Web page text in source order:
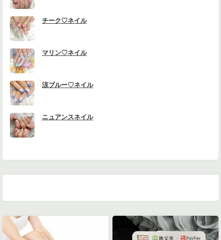
チーク♡ネイル
マリン♡ネイル
涼ブルー♡ネイル
ニュアンスネイル